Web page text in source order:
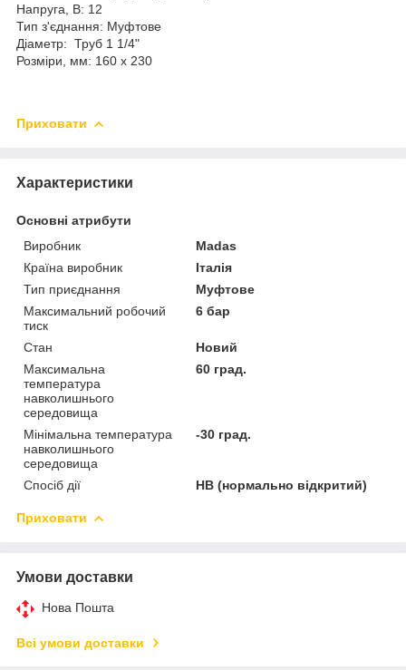
Напруга, В: 12
Тип з'єднання: Муфтове
Діаметр: Труб 1 1/4"
Розміри, мм: 160 х 230
Приховати
Характеристики
Основні атрибути
Виробник
Madas
Країна виробник
Італія
Тип приєднання
Муфтове
Максимальний робочий
тиск
6 бар
Стан
Новий
Максимальна
температура
навколишнього
середовища
60 град.
Мінімальна температура
навколишнього
середовища
-30 град.
Спосіб дії НВ (нормально відкритий)
Приховати
Умови доставки
Нова Пошта
Всі умови доставки